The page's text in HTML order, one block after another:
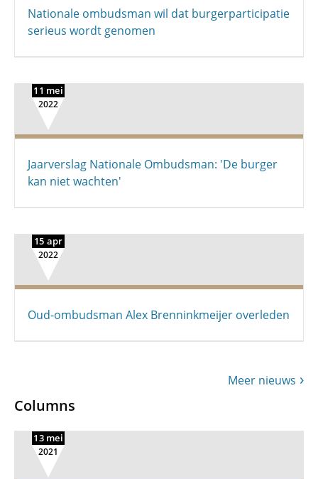
Nationale ombudsman wil dat burger­participatie
serieus wordt genomen
11 mei
2022
Jaarverslag Nationale Ombudsman: 'De burger
kan niet wachten'
15 apr
2022
Oud-ombudsman Alex Brenninkmeijer overleden
Meer nieuws
Columns
13 mei
2021